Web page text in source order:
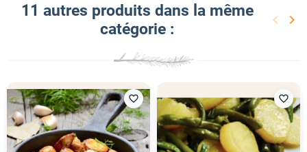
11 autres produits dans la même
catégorie :
keyboard_arrow_left keyboard_arrow_right
favorite_border favorite_border